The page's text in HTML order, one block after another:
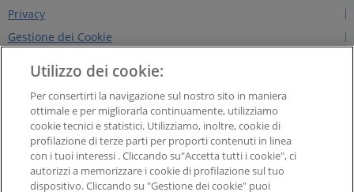
Privacy
Gestione dei Cookie
Contattaci
Chi siamo
NEWS&INTERVISTE
PAYBACK GROUP
Utilizzo dei cookie:
Per consertirti la navigazione sul nostro sito in maniera
ottimale e per migliorarla continuamente, utilizziamo
cookie tecnici e statistici. Utilizziamo, inoltre, cookie di
profilazione di terze parti per proporti contenuti in linea
con i tuoi interessi . Cliccando su"Accetta tutti i cookie", ci
autorizzi a memorizzare i cookie di profilazione sul tuo
dispositivo. Cliccando su "Gestione dei cookie" puoi